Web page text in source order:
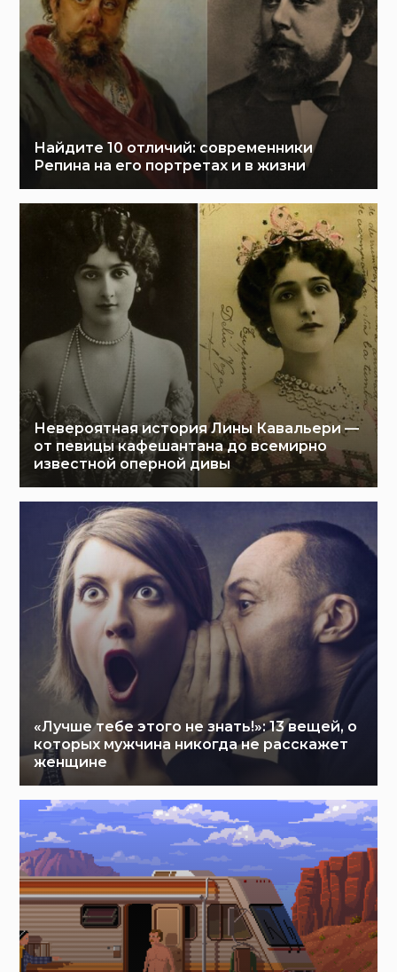
Найдите 10 отличий: современники
Репина на его портретах и в жизни
Невероятная история Лины Кавальери —
от певицы кафешантана до всемирно
известной оперной дивы
«Лучше тебе этого не знать!»: 13 вещей, о
которых мужчина никогда не расскажет
женщине